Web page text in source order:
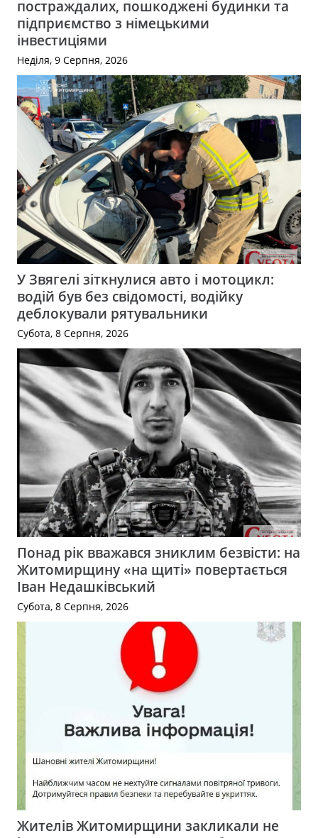
постраждалих, пошкоджені будинки та
підприємство з німецькими
інвестиціями
Неділя, 9 Серпня, 2026
У Звягелі зіткнулися авто і мотоцикл:
водій був без свідомості, водійку
деблокували рятувальники
Субота, 8 Серпня, 2026
Понад рік вважався зниклим безвісти: на
Житомирщину «на щиті» повертається
Іван Недашківський
Субота, 8 Серпня, 2026
Жителів Житомирщини закликали не